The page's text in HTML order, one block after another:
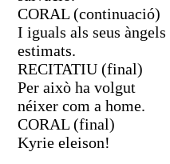
CORAL (continuació)
I iguals als seus àngels
estimats.
RECITATIU (final)
Per això ha volgut
néixer com a home.
CORAL (final)
Kyrie eleison!